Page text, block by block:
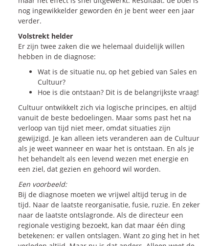
nog ingewikkelder geworden én je bent weer een jaar
verder.
Volstrekt helder
Er zijn twee zaken die we helemaal duidelijk willen
hebben in de diagnose:
Wat is de situatie nu, op het gebied van Sales en
Cultuur?
Hoe is die ontstaan? Dit is de belangrijkste vraag!
Cultuur ontwikkelt zich via logische principes, en altijd
vanuit de beste bedoelingen. Maar soms past het na
verloop van tijd niet meer, omdat situaties zijn
gewijzigd. Je kan alleen iets veranderen aan de Cultuur
als je weet wanneer en waar het is ontstaan. En als je
het behandelt als een levend wezen met energie en
een ziel, dat gezien en gehoord wil worden.
Een voorbeeld:
Bij de diagnose moeten we vrijwel altijd terug in de
tijd. Naar de laatste reorganisatie, fusie, ruzie. En zeker
naar de laatste ontslagronde. Als de directeur een
regionale vestiging bezoekt, kan dat maar één ding
betekenen: er vallen ontslagen. Want zo ging het in het